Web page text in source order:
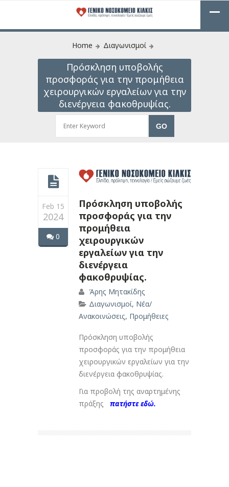
Home Διαγωνισμοί
Πρόσκληση υποβολής
προσφοράς για την προμήθεια
χειρουργικών εργαλείων για την
διενέργεια φακοθρυψίας.
Feb 15
2024
0
Πρόσκληση υποβολής
προσφοράς για την
προμήθεια
χειρουργικών
εργαλείων για την
διενέργεια
φακοθρυψίας.
Άρης Μητακίδης
Διαγωνισμοί, Νέα/
Ανακοινώσεις, Προμήθειες
Πρόσκληση υποβολής
προσφοράς για την προμήθεια
χειρουργικών εργαλείων για την
διενέργεια φακοθρυψίας.
Για προβολή της αναρτημένης
πράξης
πατήστε εδώ.